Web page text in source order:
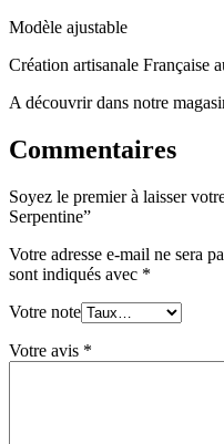
Modèle ajustable
Création artisanale Française
A découvrir dans notre
Commentaires
Soyez le premier à laisser
Serpentine”
Votre adresse e-mail ne sera
sont indiqués avec *
Votre note
Votre avis *